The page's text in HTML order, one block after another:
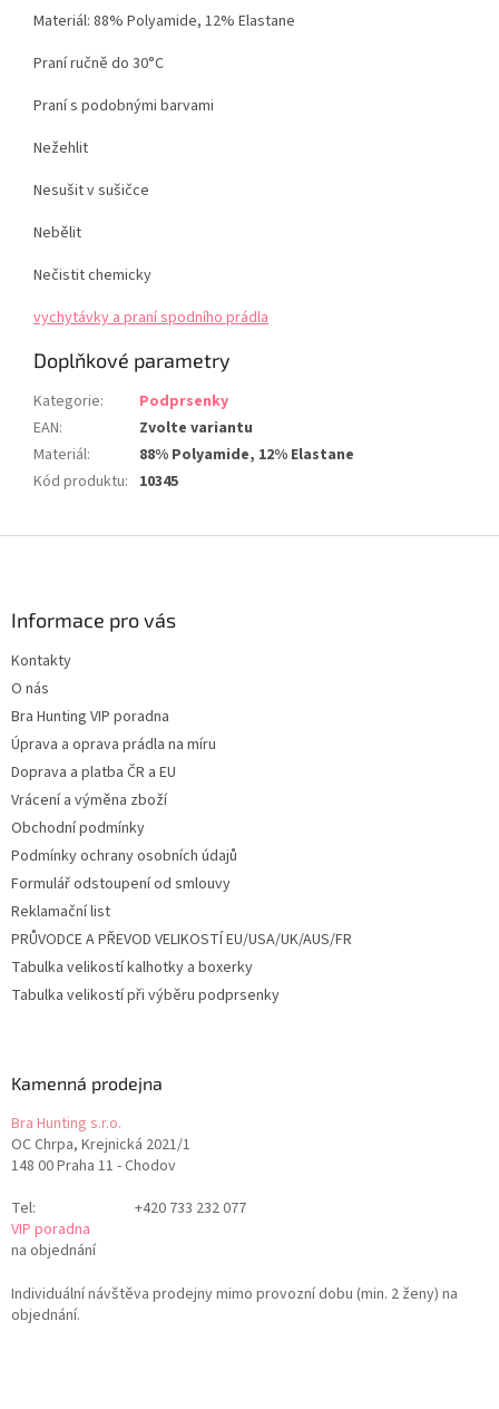
Materiál: 88% Polyamide, 12% Elastane
Praní ručně do 30°C
Praní s podobnými barvami
Nežehlit
Nesušit v sušičce
Nebělit
Nečistit chemicky
vychytávky a praní spodního prádla
Doplňkové parametry
Kategorie:
Podprsenky
EAN:
Zvolte variantu
Materiál:
88% Polyamide, 12% Elastane
Kód produktu: 10345
Informace pro vás
Kontakty
O nás
Bra Hunting VIP poradna
Úprava a oprava prádla na míru
Doprava a platba ČR a EU
Vrácení a výměna zboží
Obchodní podmínky
Podmínky ochrany osobních údajů
Formulář odstoupení od smlouvy
Reklamační list
PRŮVODCE A PŘEVOD VELIKOSTÍ EU/USA/UK/AUS/FR
Tabulka velikostí kalhotky a boxerky
Tabulka velikostí při výběru podprsenky
Kamenná prodejna
Bra Hunting s.r.o.
OC Chrpa, Krejnická 2021/1
148 00 Praha 11 - Chodov
Tel:
+420 733 232 077
VIP poradna
na objednání
Individuální návštěva prodejny mimo provozní dobu (min. 2 ženy) na
objednání.